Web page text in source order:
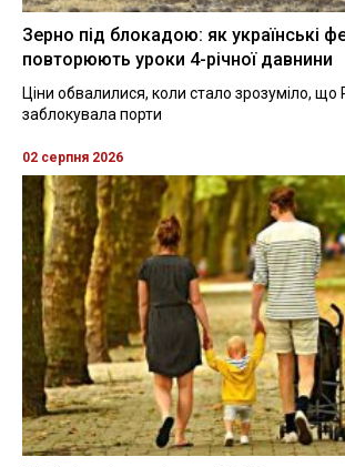
Зерно під блокадою: як українські
повторюють уроки 4-річної давнини
Ціни обвалилися, коли стало зрозуміло, що
заблокувала порти
02 серпня 2026